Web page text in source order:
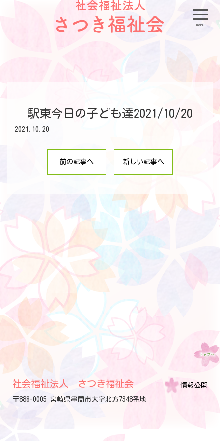
menu
駅東今日の子ども達2021/10/20
2021.10.20
前の記事へ 新しい記事へ
社会福祉法人 さつき福祉会
〒888-0005 宮崎県串間市大字北方7348番地
情報公開